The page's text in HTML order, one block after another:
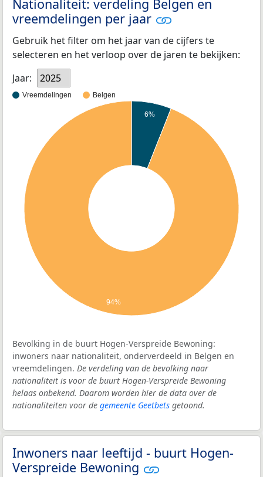
Nationaliteit: verdeling Belgen en
vreemdelingen per jaar
Gebruik het filter om het jaar van de cijfers te
selecteren en het verloop over de jaren te bekijken:
Jaar:
2025
Vreemdelingen Belgen
6%
94%
Bevolking in de buurt Hogen-Verspreide Bewoning:
inwoners naar nationaliteit, onderverdeeld in Belgen en
vreemdelingen. De verdeling van de bevolking naar
nationaliteit is voor de buurt Hogen-Verspreide Bewoning
helaas onbekend. Daarom worden hier de data over de
nationaliteiten voor de gemeente Geetbets getoond.
Inwoners naar leeftijd - buurt Hogen-
Verspreide Bewoning